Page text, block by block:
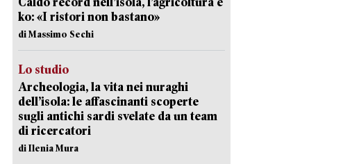
ko: «I ristori non bastano»
di Massimo Sechi
Lo studio
Archeologia, la vita nei nuraghi
dell’isola: le affascinanti scoperte
sugli antichi sardi svelate da un team
di ricercatori
di Ilenia Mura